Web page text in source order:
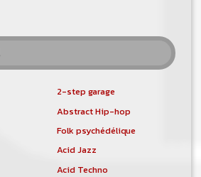
2-step garage
Abstract Hip-hop
Folk psychédélique
Acid Jazz
Acid Techno